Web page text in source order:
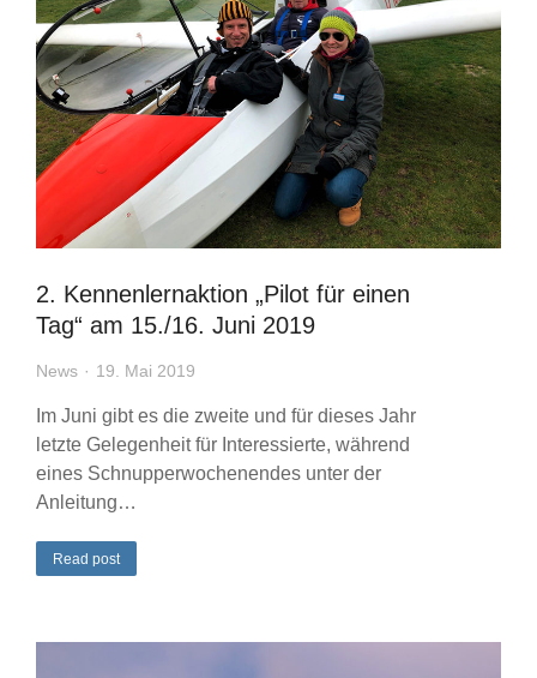
2. Kennenlernaktion „Pilot für einen
Tag“ am 15./16. Juni 2019
News 19. Mai 2019
Im Juni gibt es die zweite und für dieses Jahr
letzte Gelegenheit für Interessierte, während
eines Schnupperwochenendes unter der
Anleitung…
Read post